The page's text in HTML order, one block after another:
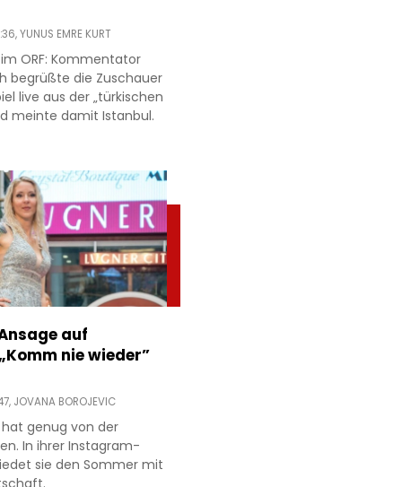
YUNUS EMRE KURT
ORF: Kommentator
begrüßte die Zuschauer
live aus der „türkischen
meinte damit Istanbul.
auf
nie wieder”
JOVANA BOROJEVIC
genug von der
In ihrer Instagram-
sie den Sommer mit